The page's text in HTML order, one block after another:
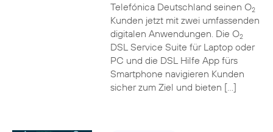
Telefónica Deutschland seinen O2
Kunden jetzt mit zwei umfassenden
digitalen Anwendungen. Die O2
DSL Service Suite für Laptop oder
PC und die DSL Hilfe App fürs
Smartphone navigieren Kunden
sicher zum Ziel und bieten […]